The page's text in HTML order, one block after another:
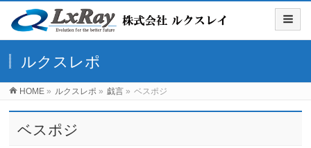
ルクスレポ
HOME » ルクスレポ » 戯言 » ベスポジ
ベスポジ